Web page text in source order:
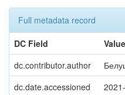
Full metadata record
DC Field
Value
dc.contributor.author
dc.date.accessioned